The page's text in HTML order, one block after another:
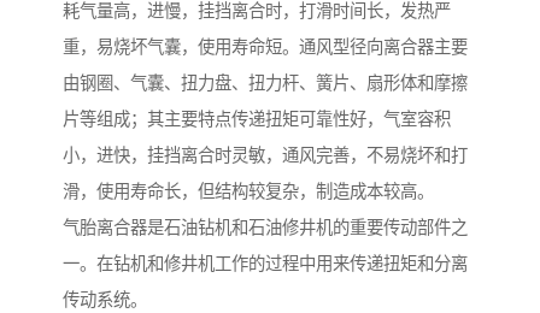
耗气量高，进慢，挂挡离合时，打滑时间长，发热严
重，易烧坏气囊，使用寿命短。通风型径向离合器主要
由钢圈、气囊、扭力盘、扭力杆、簧片、扇形体和摩擦
片等组成；其主要特点传递扭矩可靠性好，气室容积
小，进快，挂挡离合时灵敏，通风完善，不易烧坏和打
滑，使用寿命长，但结构较复杂，制造成本较高。
气胎离合器是石油钻机和石油修井机的重要传动部件之
一。在钻机和修井机工作的过程中用来传递扭矩和分离
传动系统。